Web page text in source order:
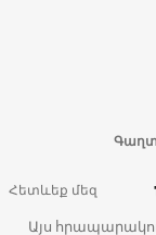
Հետևեք մեզ
Այս